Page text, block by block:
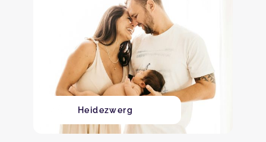
Heidezwerg